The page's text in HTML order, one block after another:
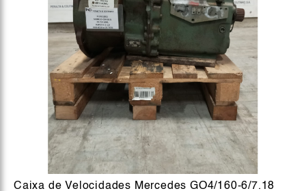
Caixa de Velocidades Mercedes GO4/160-6/7.18